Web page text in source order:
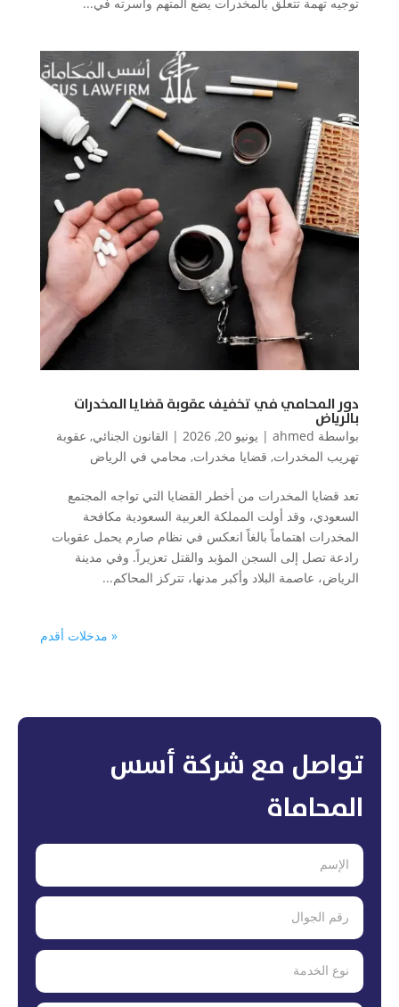
دور المحامي في تخفيف عقوبة قضايا المخدرات
بالرياض
بواسطة ahmed
| يونيو 20, 2026 | القانون الجنائي, عقوبة
تهريب المخدرات, قضايا مخدرات, محامي في الرياض
تعد قضايا المخدرات من أخطر القضايا التي تواجه المجتمع
السعودي، وقد أولت المملكة العربية السعودية مكافحة
المخدرات اهتماماً بالغاً انعكس في نظام صارم يحمل عقوبات
رادعة تصل إلى السجن المؤبد والقتل تعزيراً. وفي مدينة
الرياض، عاصمة البلاد وأكبر مدنها، تتركز المحاكم...
« مدخلات أقدم
تواصل مع شركة أسس
المحاماة